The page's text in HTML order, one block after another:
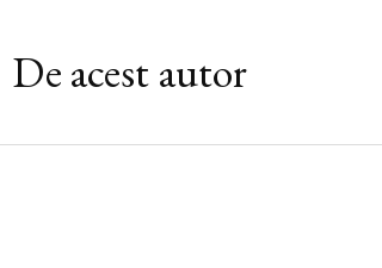
De acest autor